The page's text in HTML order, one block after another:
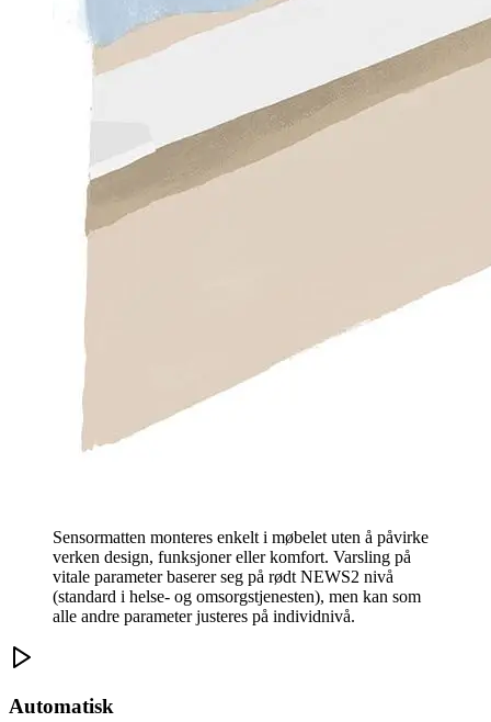
Sensormatten monteres enkelt i møbelet uten å påvirke
verken design, funksjoner eller komfort. Varsling på
vitale parameter baserer seg på rødt NEWS2 nivå
(standard i helse- og omsorgstjenesten), men kan som
alle andre parameter justeres på individnivå.
Automatisk